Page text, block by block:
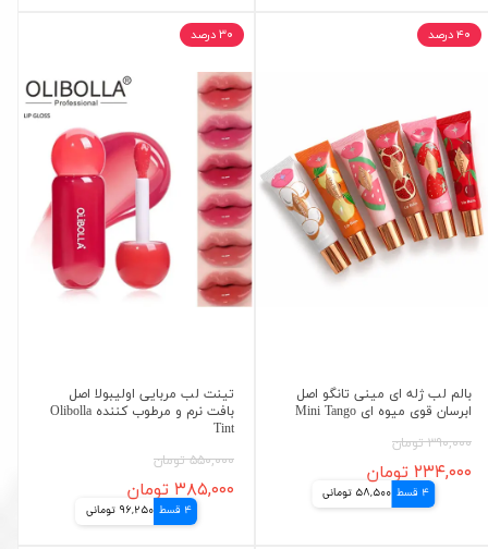
بالم لب ژله ای مینی تانگو اصل
ابرسان قوی میوه ای Mini Tango
۳۹۰,۰۰۰ تومان
۲۳۴,۰۰۰ تومان
4 قسط 58,500 تومانی
۴۰ درصد
تینت لب مربایی اولیبولا اصل
بافت نرم و مرطوب کننده Olibolla
Tint
۵۵۰,۰۰۰ تومان
۳۸۵,۰۰۰ تومان
4 قسط 96,250 تومانی
۳۰ درصد